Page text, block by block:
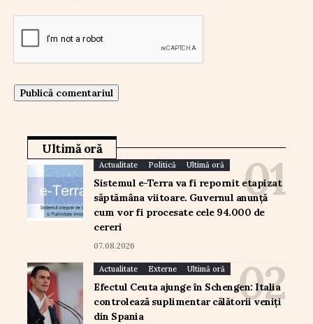
Ultimă oră
Actualitate Politică Ultimă oră
Sistemul e-Terra va fi repornit etapizat
săptămâna viitoare. Guvernul anunță
cum vor fi procesate cele 94.000 de
cereri
07.08.2026
Actualitate Externe Ultimă oră
Efectul Ceuta ajunge în Schengen: Italia
controlează suplimentar călătorii veniți
din Spania